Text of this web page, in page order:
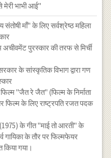
मेरी भाभी आई"
माँ" के लिए सर्वश्रेष्ठ महिला
अचीवमेंट पुरस्कार की तरफ से मिर्ची
के सांस्कृतिक विभाग द्वारा गण
फिल्म "जैत रे जैत" (फिल्म के निर्माता
फिल्म के लिए राष्ट्रपति रजत पदक
के गीत "माई तो आरती" के
गायिका के तौर पर फिल्मफेयर
किया गया।